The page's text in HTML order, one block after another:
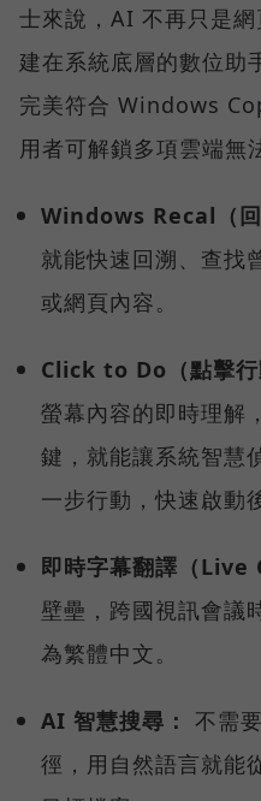
士來說，AI 不再只是
建在系統底層的數位
完美符合 Windows
用者可解鎖多項雲端無
Windows Recal（回
就能快速回溯、查找
或網頁內容。
Click to Do（點擊行
螢幕內容的即時理解
鍵，就能讓系統智慧
一步行動，快速啟動
即時字幕翻譯（Live
壁壘，跨國視訊會議
為繁體中文。
AI 智慧搜尋： 不需
徑，用自然語言就能